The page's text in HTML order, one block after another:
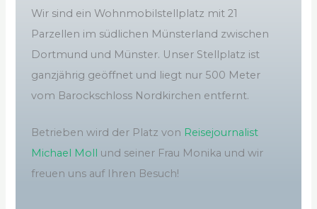
Wir sind ein Wohnmobilstellplatz mit 21
Parzellen im südlichen Münsterland zwischen
Dortmund und Münster. Unser Stellplatz ist
ganzjährig geöffnet und liegt nur 500 Meter
vom Barockschloss Nordkirchen entfernt.
Betrieben wird der Platz von Reisejournalist
Michael Moll und seiner Frau Monika und wir
freuen uns auf Ihren Besuch!